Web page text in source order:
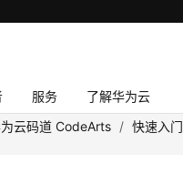
服务
了解华为云
云码道 CodeArts / 快速入门